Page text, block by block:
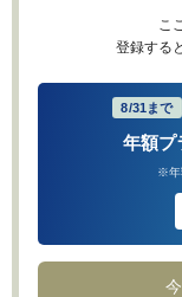
こ
登録する
8/31まで
年額プ
※年